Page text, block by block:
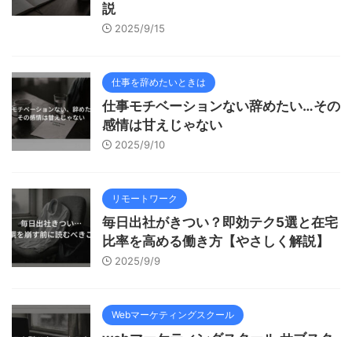
説
2025/9/15
仕事を辞めたいときは
仕事モチベーションない辞めたい…その
感情は甘えじゃない
2025/9/10
リモートワーク
毎日出社がきつい？即効テク5選と在宅
比率を高める働き方【やさしく解説】
2025/9/9
Webマーケティングスクール